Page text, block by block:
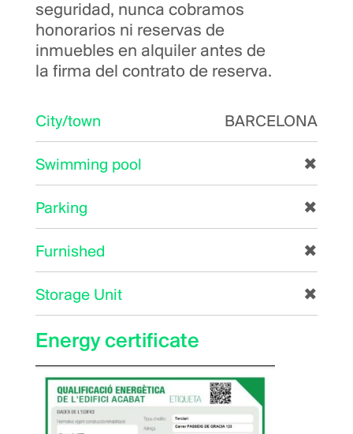
seguridad, nunca cobramos
honorarios ni reservas de
inmuebles en alquiler antes de
la firma del contrato de reserva.
City/town BARCELONA
Swimming pool ✖
Parking ✖
Furnished ✖
Storage Unit ✖
Energy certificate